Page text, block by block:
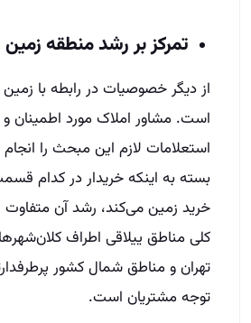
تمرکز بر رشد منطقه زمین
از دیگر خصوصیات در رابطه با
است. مشاور املاک مورد اطمینان
استعلامات لازم این مبحث را
بسته به اینکه خریدار در کدام
خرید زمین می‌کند، رشد آن
کلی مناطق ییلاقی اطراف
تهران و مناطق شمال کشور
توجه مشتریان است.